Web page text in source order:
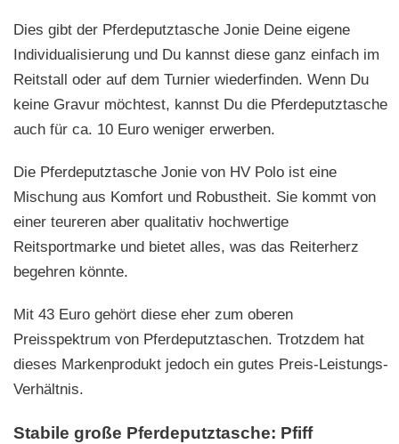
Dies gibt der Pferdeputztasche Jonie Deine eigene
Individualisierung und Du kannst diese ganz einfach im
Reitstall oder auf dem Turnier wiederfinden. Wenn Du
keine Gravur möchtest, kannst Du die Pferdeputztasche
auch für ca. 10 Euro weniger erwerben.
Die Pferdeputztasche Jonie von HV Polo ist eine
Mischung aus Komfort und Robustheit. Sie kommt von
einer teureren aber qualitativ hochwertige
Reitsportmarke und bietet alles, was das Reiterherz
begehren könnte.
Mit 43 Euro gehört diese eher zum oberen
Preisspektrum von Pferdeputztaschen. Trotzdem hat
dieses Markenprodukt jedoch ein gutes Preis-Leistungs-
Verhältnis.
Stabile große Pferdeputztasche: Pfiff